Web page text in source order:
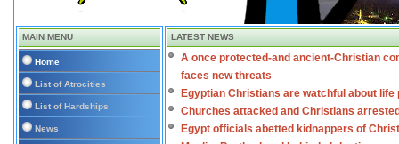
MAIN MENU
Home
List of Atrocities
List of Hardships
News
LATEST NEWS
A once protected-and ancient-Christian
faces new threats
Egyptian Christians are watchful about life
Churches attacked and Christians
Egypt officials abetted kidnappers of